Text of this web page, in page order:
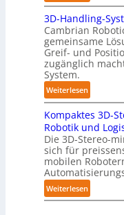
:
T
r
e
f
f
p
u
n
k
t
f
ü
r
p
A
u
t
o
m
t
i
s
i
e
r
u
n
g
s
3D-Handling-
Cambrian
gemeinsame
Greif- und
zugänglich
System.
Weiterlesen:
3
D
-
H
a
n
d
l
Kompaktes 3D-
Robotik und
Die 3D-Stereo-
sich für
mobilen
Weiterlesen:
K